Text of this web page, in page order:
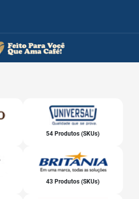
54 Produtos (SKUs)
43 Produtos (SKUs)